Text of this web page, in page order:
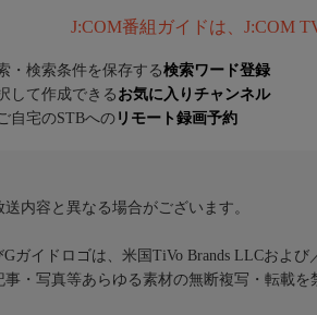
J:COM番組ガイドは、J:COM
・検索条件を保存する検索ワード登録
して作成できる お気に入りチャンネル
自宅のSTBへの リモート録画予約
内容と異なる場合がございます。
ガイドロゴは、米国TiVo Brands LLCおよ
・写真等あらゆる素材の無断複写・転載を